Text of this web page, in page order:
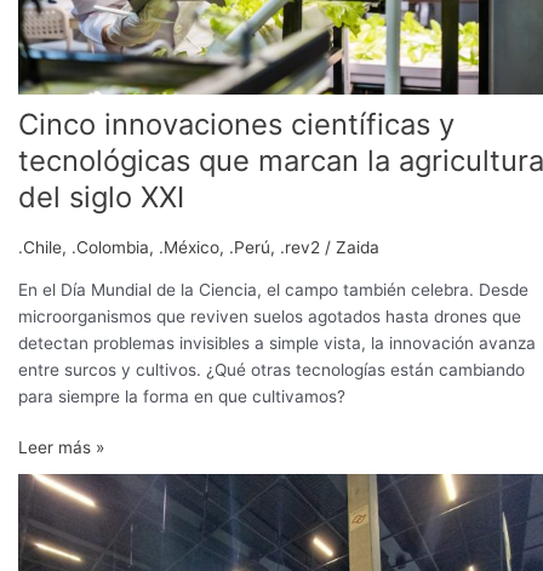
Cinco innovaciones científicas y
tecnológicas que marcan la agricultura
del siglo XXI
.Chile, .Colombia, .México, .Perú, .rev2 / Zaida
En el Día Mundial de la Ciencia, el campo también celebra. Desde
microorganismos que reviven suelos agotados hasta drones que
detectan problemas invisibles a simple vista, la innovación avanza
entre surcos y cultivos. ¿Qué otras tecnologías están cambiando
para siempre la forma en que cultivamos?
siglo
XXI
Leer más »
Desde
Brasil
que